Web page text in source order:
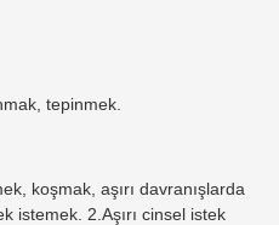
tepinmek.
koşmak, aşırı davranışlarda
istemek. 2.Aşırı cinsel istek